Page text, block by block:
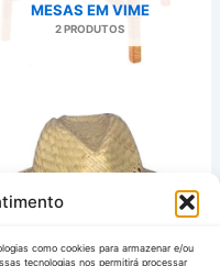
como cookies para armazenar e/ou
tecnologias nos permitirá processar
MESAS EM VIME
2 PRODUTOS